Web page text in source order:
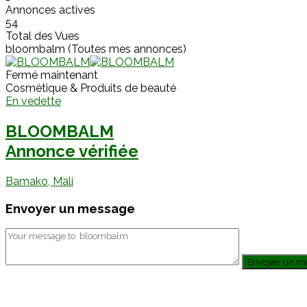
Annonces actives
54
Total des Vues
bloombalm (Toutes mes annonces)
Fermé maintenant
Cosmétique & Produits de beauté
En vedette
BLOOMBALM
Annonce vérifiée
Bamako, Mali
Envoyer un message
Envoyer un